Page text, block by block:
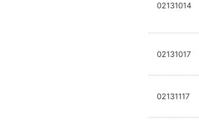
02131014
02131017
02131117